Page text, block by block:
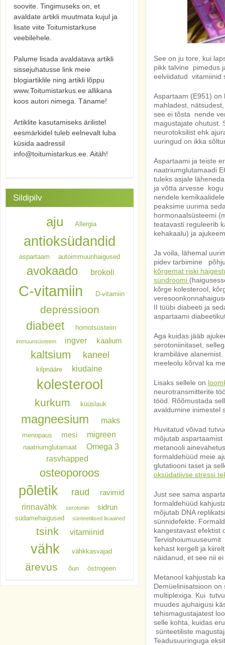
See on ju tore, kui
pikk talvine pimedus
eelviidatud vitamiinid
Aspartaam (E951) on
mahladest,
see ei tõsta nende
magustajate ohutust.
neurotoksilist ehk
uuringud on ikka
Aspartaami ja teiste
naatriumglutamaadi
tuleks asjale
ja võtta arvesse
nendele
peaksime uurima
hormonaalsüsteemi
teatavasti reguleerib
kehakaalu) ja
Ja voila, lähemal
pidev tarbimine
kõrgemat riski
sündroomi
kõrge kolesterool,
II tüübi diabeeti ja
aspartaami
Aga kuidas jääb
serotoniinitaset,
krambiläve
meeleolu kõrval ka
Lisaks sellele on
neurotransmitterite
tööd. Rõõmustada
avaldumine inimestel
Huvitatud võivad
mõjutab aspartaamist
metanooli
formaldehüüd meie
glutatiooni taset ja
oksüdatiivse stressi
Just see sama
formaldehüüd
mõjutab DNA
sünnidefekte.
kangestavast efektist
kehast kergelt ja
näidanud, et see nii
Metanool kahjustab
Demüelinisatsioon
multiplexiga. Kui
muudes ajuhaigusi
tehismagustajatest
selle kohta, kuidas
sünteetiliste
Teadusuuringuga
soovite. Tingimuseks on, et
avaldate artikli muutmata kujul ja
lisate viite Toitumistarkuse
veebilehele.
Palume lisada avaldatava artikli
sissejuhatusse link meie
blogiartiklile ning artikli lõppu
www.Toitumistarkus.ee allikana
koos autori nimega. Täname!
Artiklite kasutamiseks ärilistel
eesmärkidel tuleb eelnevalt luba
küsida aadressil
info@toitumistarkus.ee. Aitäh!
Sildipilv
aju Allergia
antioksüdandid
aspartaam autoimmuunhaigused
avokaado brokoli
C-vitamiin D-vitamiin
depressioon
diabeet homotsüsteiin
immuunsüsteem ingver kaalium
kaltsium kaneel
kilpnääre kiudaine
kolesterool
kurkum küüslauk
magneesium maks
menopaus mesi migreen
naatriumglutamaat
Omega 3
rasvhapped
osteoporoos
põletik raud ravimid
rinnavähk serotoniin sidrun
südamehaigused sünteetilised lisaained
tsink vitamiinid
vähk vähkkasvajad
ärevus õun östrogeen